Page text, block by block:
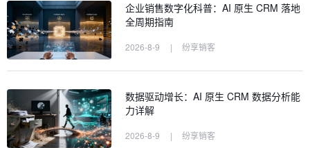
企业销售数字化科普：AI 原生 CRM 落地
全周期指南
2026-8-9 | 纷享销客
数据驱动增长：AI 原生 CRM 数据分析能
力详解
2026-8-9 | 纷享销客